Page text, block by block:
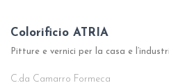
Colorificio ATRIA
Pitture e vernici per la casa e
C.da Camarro Formeca